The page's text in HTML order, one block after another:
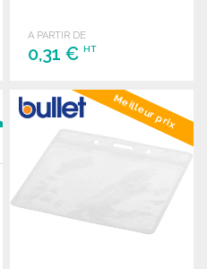
A PARTIR DE
0,31 €HT
COMMANDER
Demander un devis
Meilleur prix